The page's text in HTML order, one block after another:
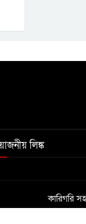
লিঙ্ক
কারিগরি